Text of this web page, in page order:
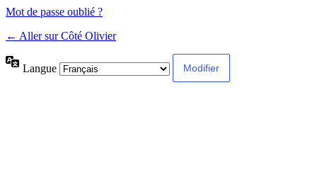
Mot de passe oublié ?
← Aller sur Côté Olivier
Langue